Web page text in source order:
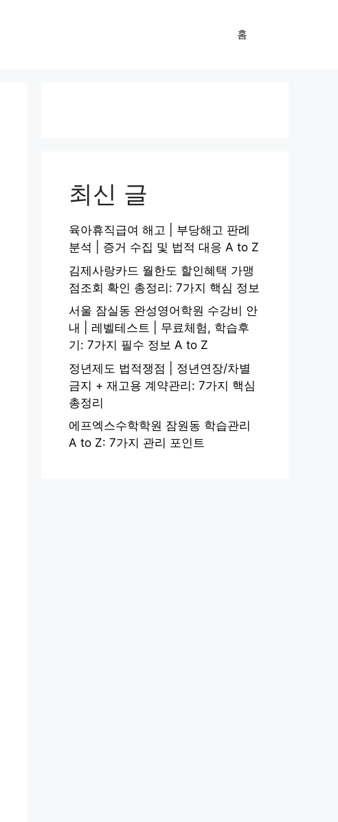
홈
최신 글
육아휴직급여 해고 | 부당해고 판례
분석 | 증거 수집 및 법적 대응 A to Z
김제사랑카드 월한도 할인혜택 가맹
점조회 확인 총정리: 7가지 핵심 정보
서울 잠실동 완성영어학원 수강비 안
내 | 레벨테스트 | 무료체험, 학습후
기: 7가지 필수 정보 A to Z
정년제도 법적쟁점 | 정년연장/차별
금지 + 재고용 계약관리: 7가지 핵심
총정리
에프엑스수학학원 잠원동 학습관리
A to Z: 7가지 관리 포인트